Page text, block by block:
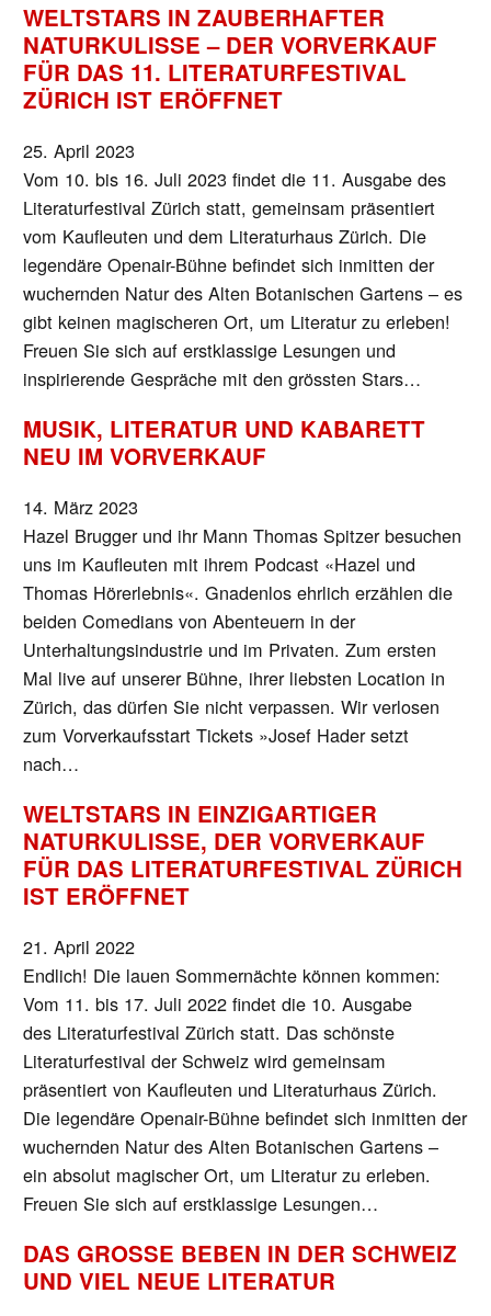
WELTSTARS IN ZAUBERHAFTER
NATURKULISSE – DER VORVERKAUF
FÜR DAS 11. LITERATURFESTIVAL
ZÜRICH IST ERÖFFNET
25. April 2023
Vom 10. bis 16. Juli 2023 findet die 11. Ausgabe des
Literaturfestival Zürich statt, gemeinsam präsentiert
vom Kaufleuten und dem Literaturhaus Zürich. Die
legendäre Openair-Bühne befindet sich inmitten der
wuchernden Natur des Alten Botanischen Gartens – es
gibt keinen magischeren Ort, um Literatur zu erleben!
Freuen Sie sich auf erstklassige Lesungen und
inspirierende Gespräche mit den grössten Stars…
MUSIK, LITERATUR UND KABARETT
NEU IM VORVERKAUF
14. März 2023
Hazel Brugger und ihr Mann Thomas Spitzer besuchen
uns im Kaufleuten mit ihrem Podcast «Hazel und
Thomas Hörerlebnis«. Gnadenlos ehrlich erzählen die
beiden Comedians von Abenteuern in der
Unterhaltungsindustrie und im Privaten. Zum ersten
Mal live auf unserer Bühne, ihrer liebsten Location in
Zürich, das dürfen Sie nicht verpassen. Wir verlosen
zum Vorverkaufsstart Tickets »Josef Hader setzt
nach…
WELTSTARS IN EINZIGARTIGER
NATURKULISSE, DER VORVERKAUF
FÜR DAS LITERATURFESTIVAL ZÜRICH
IST ERÖFFNET
21. April 2022
Endlich! Die lauen Sommernächte können kommen:
Vom 11. bis 17. Juli 2022 findet die 10. Ausgabe
des Literaturfestival Zürich statt. Das schönste
Literaturfestival der Schweiz wird gemeinsam
präsentiert von Kaufleuten und Literaturhaus Zürich.
Die legendäre Openair-Bühne befindet sich inmitten der
wuchernden Natur des Alten Botanischen Gartens –
ein absolut magischer Ort, um Literatur zu erleben.
Freuen Sie sich auf erstklassige Lesungen…
DAS GROSSE BEBEN IN DER SCHWEIZ
UND VIEL NEUE LITERATUR